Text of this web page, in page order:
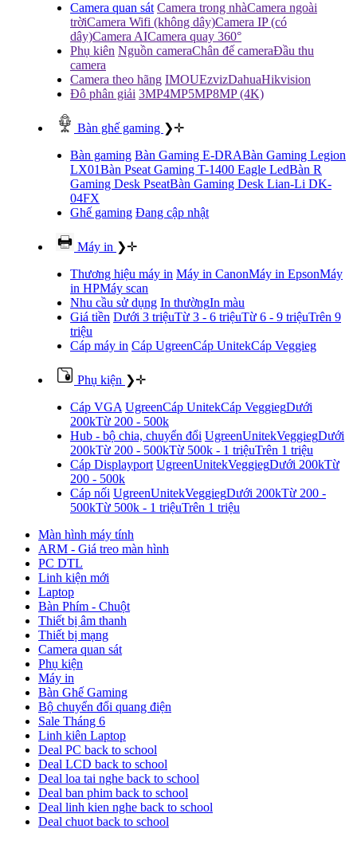
Camera quan sát Camera trong nhàCamera ngoài
trờiCamera Wifi (không dây)Camera IP (có
dây)Camera AICamera quay 360°
Phụ kiên Nguồn cameraChân đế cameraĐầu thu
camera
Camera theo hãng IMOUEzvizDahuaHikvision
Đô phân giải 3MP4MP5MP8MP (4K)
Bàn ghế gaming ❯✛
Bàn gaming Bàn Gaming E-DRABàn Gaming Legion
LX01Bàn Pseat Gaming T-1400 Eagle LedBàn R
Gaming Desk PseatBàn Gaming Desk Lian-Li DK-
04FX
Ghế gaming Đang cập nhật
Máy in ❯✛
Thương hiệu máy in Máy in CanonMáy in EpsonMáy
in HPMáy scan
Nhu cầu sử dụng In thườngIn màu
Giá tiền Dưới 3 triệuTừ 3 - 6 triệuTừ 6 - 9 triệuTrên 9
triệu
Cáp máy in Cáp UgreenCáp UnitekCáp Veggieg
Phụ kiện ❯✛
Cáp VGA UgreenCáp UnitekCáp VeggiegDưới
200kTừ 200 - 500k
Hub - bộ chia, chuyển đổi UgreenUnitekVeggiegDưới
200kTừ 200 - 500kTừ 500k - 1 triệuTrên 1 triệu
Cáp Displayport UgreenUnitekVeggiegDưới 200kTừ
200 - 500k
Cáp nối UgreenUnitekVeggiegDưới 200kTừ 200 -
500kTừ 500k - 1 triệuTrên 1 triệu
Màn hình máy tính
ARM - Giá treo màn hình
PC DTL
Linh kiện mới
Laptop
Bàn Phím - Chuột
Thiết bị âm thanh
Thiết bị mạng
Camera quan sát
Phụ kiện
Máy in
Bàn Ghế Gaming
Bộ chuyển đổi quang điện
Sale Tháng 6
Linh kiên Laptop
Deal PC back to school
Deal LCD back to school
Deal loa tai nghe back to school
Deal ban phim back to school
Deal linh kien nghe back to school
Deal chuot back to school